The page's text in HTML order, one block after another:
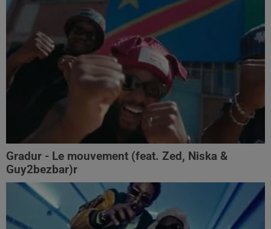
Gradur - Le mouvement (feat. Zed, Niska &
Guy2bezbar)r